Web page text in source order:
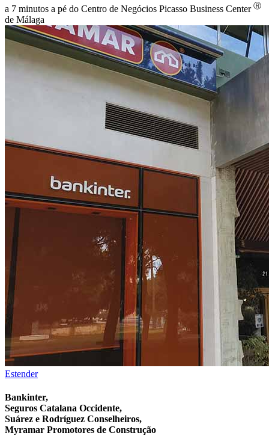
a 7 minutos a pé do Centro de Negócios Picasso Business Center Ⓡ
de Málaga
Estender
Bankinter,
Seguros Catalana Occidente,
Suárez e Rodríguez Conselheiros,
Myramar Promotores de Construção